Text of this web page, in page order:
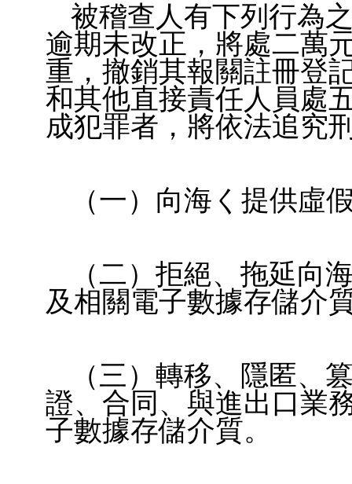
被稽查人有下列行為
逾期未改正，將處二萬
重，撤銷其報關註冊登
和其他直接責任人員處
成犯罪者，將依法追究
（一）向海く提供虛
（二）拒絕、拖延向
及相關電子數據存儲介
（三）轉移、隱匿、
證、合同、與進出口業
子數據存儲介質。